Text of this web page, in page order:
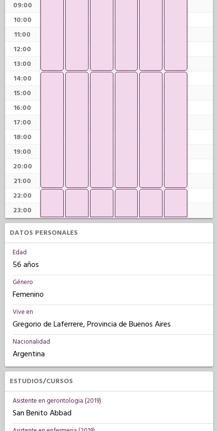
09:00
10:00
11:00
12:00
13:00
14:00
15:00
16:00
17:00
18:00
19:00
20:00
21:00
22:00
23:00
DATOS PERSONALES
Edad
56 años
Género
Femenino
Vive en
Gregorio de Laferrere, Provincia de Buenos Aires
Nacionalidad
Argentina
ESTUDIOS/CURSOS
Asistente en gerontologia (2019)
San Benito Abbad